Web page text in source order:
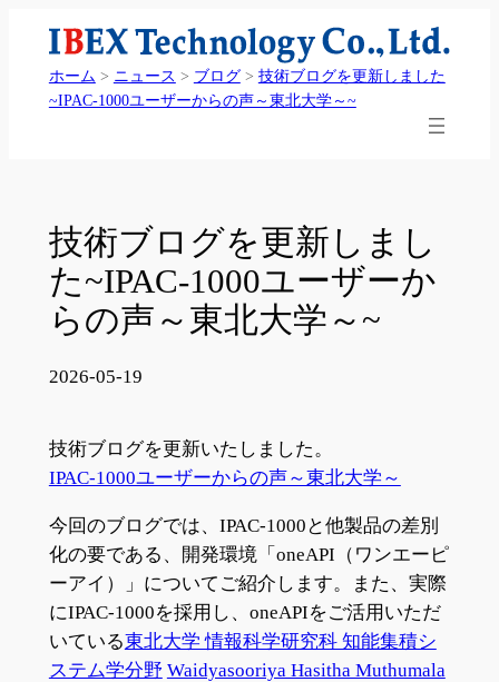
ホーム > ニュース > ブログ> 技術ブログを更新しました
~IPAC-1000ユーザーからの声～東北大学～~
技術ブログを更新しまし
た~IPAC-1000ユーザーか
らの声～東北大学～~
2026-05-19
技術ブログを更新いたしました。
IPAC-1000ユーザーからの声～東北大学～
今回のブログでは、IPAC-1000と他製品の差別
化の要である、開発環境「oneAPI（ワンエーピ
ーアイ）」についてご紹介します。また、実際
にIPAC-1000を採用し、oneAPIをご活用いただ
いている東北大学 情報科学研究科 知能集積シ
ステム学分野 Waidyasooriya Hasitha Muthumala